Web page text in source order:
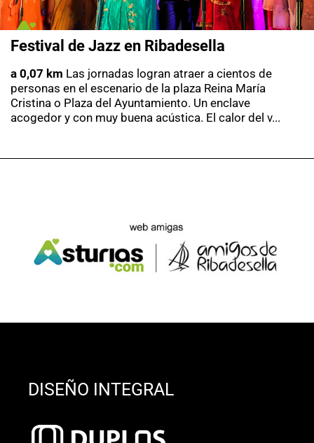
Festival de Jazz en Ribadesella
a 0,07 km Las jornadas logran atraer a cientos de
personas en el escenario de la plaza Reina María
Cristina o Plaza del Ayuntamiento. Un enclave
acogedor y con muy buena acústica. El calor del v...
DISEÑO INTEGRAL